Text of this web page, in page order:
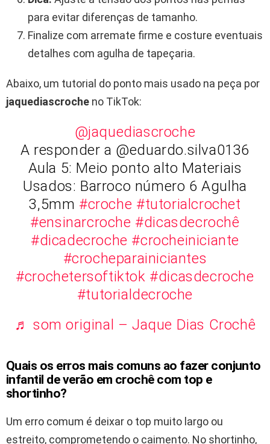
para evitar diferenças de tamanho.
Finalize com arremate firme e costure eventuais
detalhes com agulha de tapeçaria.
Abaixo, um tutorial do ponto mais usado na peça por
jaquediascroche no TikTok:
@jaquediascroche
A responder a @eduardo.silva0136
Aula 5: Meio ponto alto Materiais
Usados: Barroco número 6 Agulha
3,5mm #croche #tutorialcrochet
#ensinarcroche #dicasdecrochê
#dicadecroche #crocheiniciante
#crocheparainiciantes
#crochetersoftiktok #dicasdecroche
#tutorialdecroche
♬ som original – Jaque Dias Crochê
Quais os erros mais comuns ao fazer conjunto
infantil de verão em crochê com top e
shortinho?
Um erro comum é deixar o top muito largo ou
estreito, comprometendo o caimento. No shortinho,